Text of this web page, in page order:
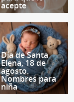
acepte
Día de Santa
Elena, 18 de
agosto.
Nombres para
niña